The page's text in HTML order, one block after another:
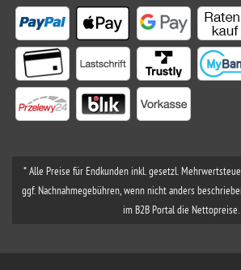
* Alle Preise für Endkunden inkl. gesetzl.
ggf. Nachnahmegebühren, wenn nicht anders
im B2B Portal die Nettopreise.